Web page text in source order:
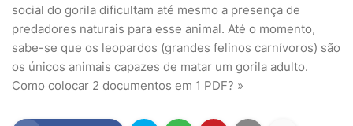
social do gorila dificultam até mesmo a presença de
predadores naturais para esse animal. Até o momento,
sabe-se que os leopardos (grandes felinos carnívoros) são
os únicos animais capazes de matar um gorila adulto.
Como colocar 2 documentos em 1 PDF? »